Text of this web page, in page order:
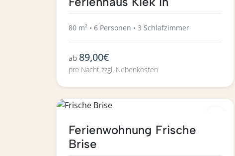
80 m² • 6 Personen • 3 Schlafzimmer
ab 89,00€
pro Nacht zzgl. Nebenkosten
Ferienwohnung Frische
Brise